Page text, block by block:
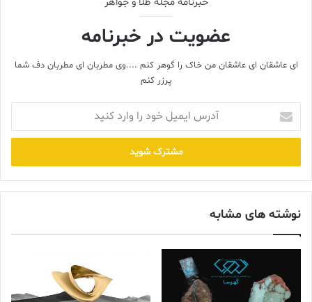
کسب شهرت
1932، شهرت فوق العاده ای به دست آورد و تجارتش به رده بالای
تجارت جواهرات نیویورک رسید. بنا به تقاضای عمومی، شروع به تولید
جواهرات به نام خود کرد و با رشد کسب و کارش شرکتی به نام خود
عضویت در خبرنامه
ای عاشقان ای عاشقان من خاک را گوهر کنم ....وی مطربان ای مطربان دف شما
پرزر کنم
ایمیل
خود
وارد
کنید
نوشته های مشابه